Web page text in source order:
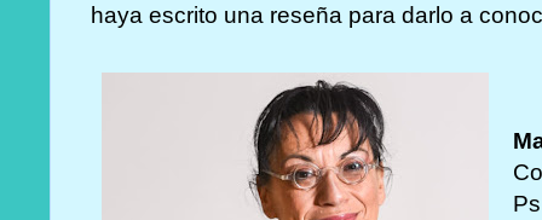
haya escrito una reseña para darlo a